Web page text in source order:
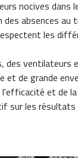
nocives
absences
les
des
de grande
et de
sur les résultats